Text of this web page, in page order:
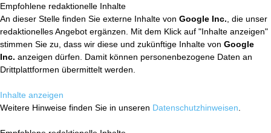
Empfohlene redaktionelle Inhalte
An dieser Stelle finden Sie externe Inhalte von Google Inc. , die unser
redaktionelles Angebot ergänzen. Mit dem Klick auf "Inhalte anzeigen"
stimmen Sie zu, dass wir diese und zukünftige Inhalte von Google
Inc. anzeigen dürfen. Damit können personenbezogene Daten an
Drittplattformen übermittelt werden.
Inhalte anzeigen
Weitere Hinweise finden Sie in unseren Datenschutzhinweisen